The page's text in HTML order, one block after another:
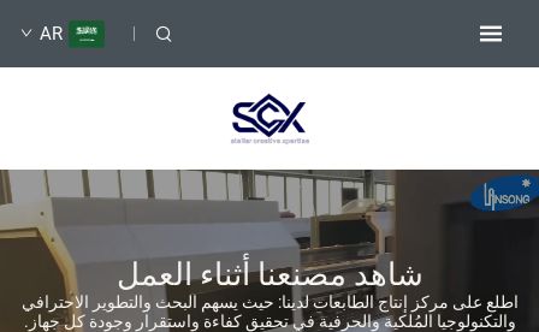
AR
شاهد مصنعنا أثناء العمل
اطلع على مركز إنتاج الطابعات لدينا: حيث يسهم البحث والتطوير الاحترافي
والتكنولوجيا المُلكية والحرفية في تحقيق كفاءة واستقرار وجودة كل جهاز.